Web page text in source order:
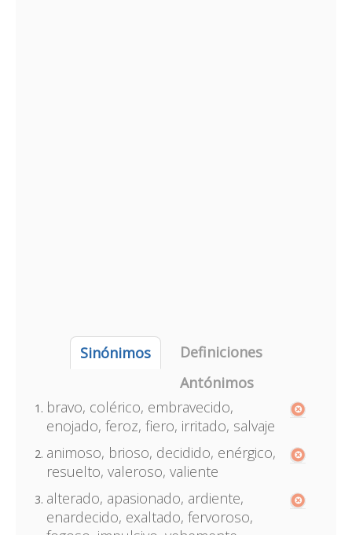
Sinónimos
Definiciones
Antónimos
bravo, colérico, embravecido,
enojado, feroz, fiero, irritado, salvaje
animoso, brioso, decidido, enérgico,
resuelto, valeroso, valiente
alterado, apasionado, ardiente,
enardecido, exaltado, fervoroso,